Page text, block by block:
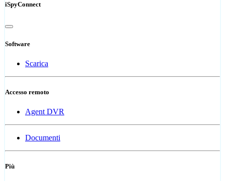
iSpyConnect
Software
Scarica
Accesso remoto
Agent DVR
Documenti
Più